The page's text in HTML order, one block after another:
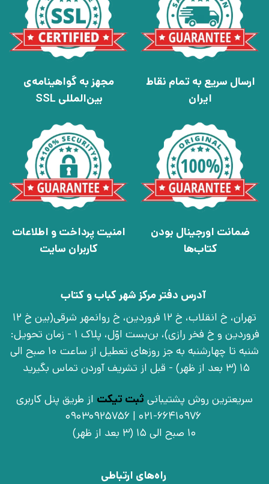
ارسال سریع به تمام نقاط
ایران
مجهز به گواهینامه‌ی
بین‌المللی SSL
ضمانت اورجینال بودن
کتاب‌ها
امنیت پرداخت و اطلاعات
کاربران سایت
آدرس دفتر مرکز شهر کباب و کتاب
تهران، خ انقلاب، خ 12 فروردین، خ روانمهر شرقی(بین خ 12
فروردین و خ فخر رازی)، بن‌بست اوّل، پلاک 1 - زمان تحویل:
شنبه تا چهارشنبه به جز روزهای تعطیل از ساعت 10 صبح الی
15 (3 بعد از ظهر) - قبل از تشریف آوردن تماس بگیرید
سریعترین روش پشتیبانی ثبت تیکت از طریق پنل کاربری
021-66410976 | 09030925756
10 صبح الی 15 (3 بعد از ظهر)
راه‌های ارتباطی